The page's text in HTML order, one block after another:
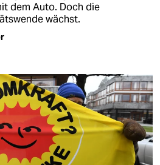
dem Auto. Doch die
wächst.